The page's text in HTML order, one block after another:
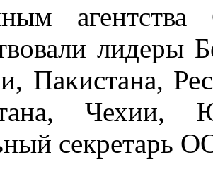
агентства
лидеры
Пакистана,
секретарь